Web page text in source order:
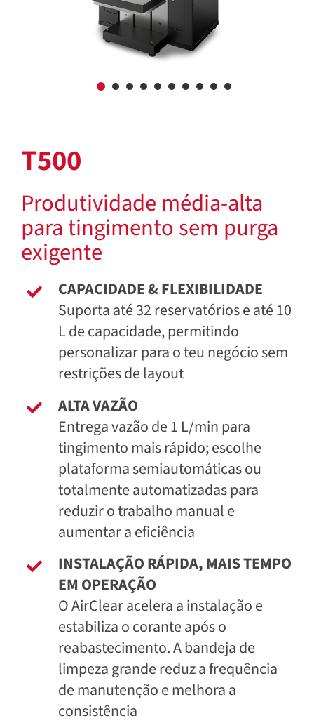
T500
Produtividade média-alta
para tingimento sem purga
exigente
CAPACIDADE & FLEXIBILIDADE
Suporta até 32 reservatórios e até 10
L de capacidade, permitindo
personalizar para o teu negócio sem
restrições de layout
ALTA VAZÃO
Entrega vazão de 1 L/min para
tingimento mais rápido; escolhe
plataforma semiautomáticas ou
totalmente automatizadas para
reduzir o trabalho manual e
aumentar a eficiência
INSTALAÇÃO RÁPIDA, MAIS TEMPO
EM OPERAÇÃO
O AirClear acelera a instalação e
estabiliza o corante após o
reabastecimento. A bandeja de
limpeza grande reduz a frequência
de manutenção e melhora a
consistência